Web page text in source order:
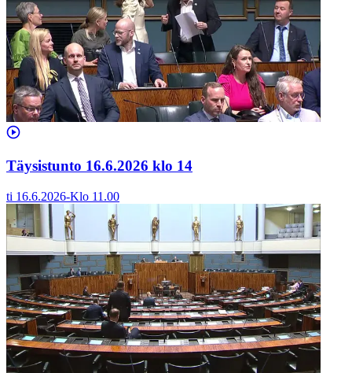
Täysistunto 16.6.2026 klo 14
ti 16.6.2026-Klo 11.00